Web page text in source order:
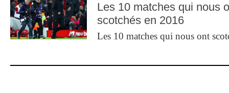
Les 10 matches qui nous
scotchés en 2016
Les 10 matches qui nous ont